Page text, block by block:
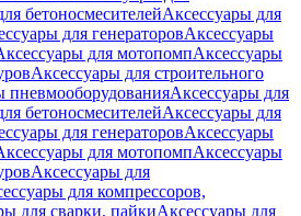
бетоносмесителейАксессуары для
для генераторовАксессуары
для мотопомпАксессуары
Аксессуары для строительного
пневмооборудованияАксессуары для
бетоносмесителейАксессуары для
для генераторовАксессуары
для мотопомпАксессуары
Аксессуары для
для компрессоров,
для сварки, пайкиАксессуары для